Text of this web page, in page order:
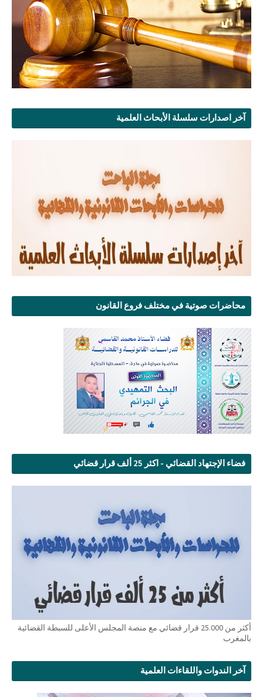
آخر اصدارات سلسلة الأبحاث العلمية
محاضرات صوتية في مختلف فروع القانون
فضاء الإجتهاد القضائي - اكثر 25 ألف قرار قضائي
أكثر من 25.000 قرار قضائي مع منصة المجلس الأعلى للسبطة القضائية
بالمغرب
آخر الندوات واللقاءات العلمية